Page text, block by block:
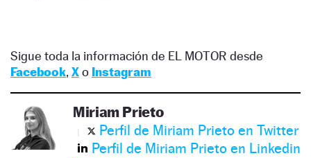
Sigue toda la información de EL MOTOR desde
Facebook, Xo Instagram
Miriam Prieto
Perfil de Miriam Prieto en Twitter
Perfil de Miriam Prieto en Linkedin